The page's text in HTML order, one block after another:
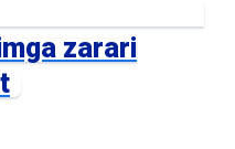
zarari